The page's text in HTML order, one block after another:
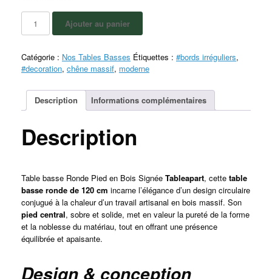
Ajouter au panier
Catégorie : Nos Tables Basses Étiquettes : #bords irréguliers,
#decoration, chêne massif, moderne
Description Informations complémentaires
Description
Table basse Ronde Pied en Bois Signée Tableapart, cette table
basse ronde de 120 cm incarne l’élégance d’un design circulaire
conjugué à la chaleur d’un travail artisanal en bois massif. Son
pied central, sobre et solide, met en valeur la pureté de la forme
et la noblesse du matériau, tout en offrant une présence
équilibrée et apaisante.
Design & conception